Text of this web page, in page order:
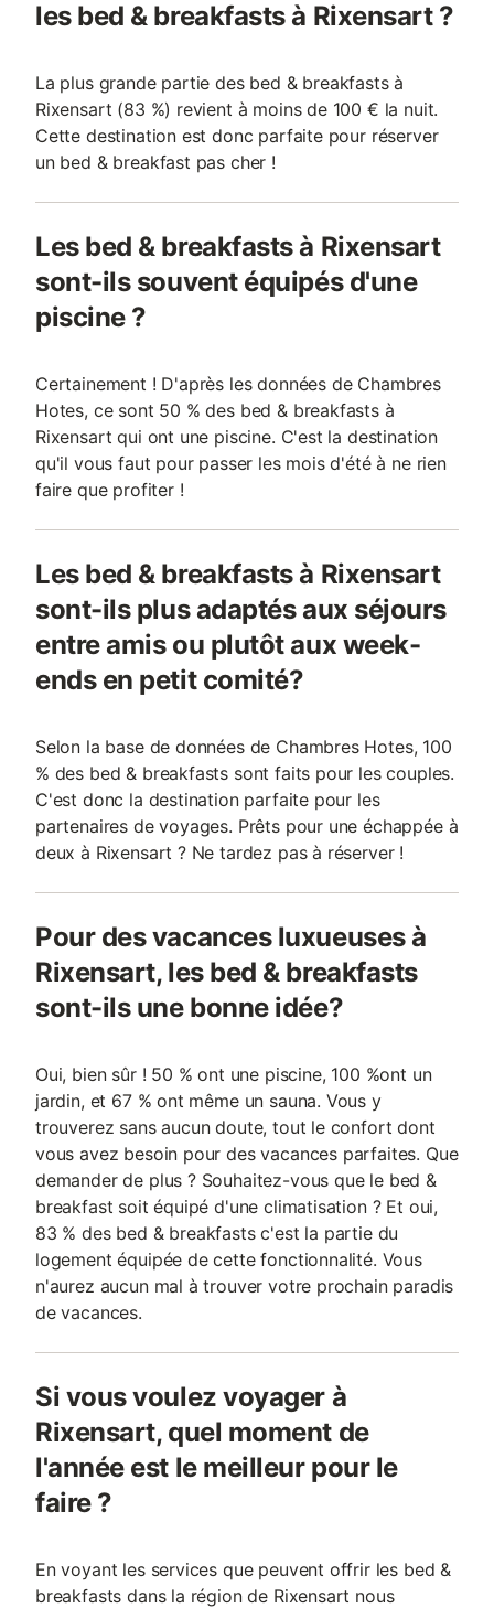
les bed & breakfasts à Rixensart ?
La plus grande partie des bed & breakfasts à
Rixensart (83 %) revient à moins de 100 € la nuit.
Cette destination est donc parfaite pour réserver
un bed & breakfast pas cher !
Les bed & breakfasts à Rixensart
sont-ils souvent équipés d'une
piscine ?
Certainement ! D'après les données de Chambres
Hotes, ce sont 50 % des bed & breakfasts à
Rixensart qui ont une piscine. C'est la destination
qu'il vous faut pour passer les mois d'été à ne rien
faire que profiter !
Les bed & breakfasts à Rixensart
sont-ils plus adaptés aux séjours
entre amis ou plutôt aux week-
ends en petit comité?
Selon la base de données de Chambres Hotes, 100
% des bed & breakfasts sont faits pour les couples.
C'est donc la destination parfaite pour les
partenaires de voyages. Prêts pour une échappée à
deux à Rixensart ? Ne tardez pas à réserver !
Pour des vacances luxueuses à
Rixensart, les bed & breakfasts
sont-ils une bonne idée?
Oui, bien sûr ! 50 % ont une piscine, 100 %ont un
jardin, et 67 % ont même un sauna. Vous y
trouverez sans aucun doute, tout le confort dont
vous avez besoin pour des vacances parfaites. Que
demander de plus ? Souhaitez-vous que le bed &
breakfast soit équipé d'une climatisation ? Et oui,
83 % des bed & breakfasts c'est la partie du
logement équipée de cette fonctionnalité. Vous
n'aurez aucun mal à trouver votre prochain paradis
de vacances.
Si vous voulez voyager à
Rixensart, quel moment de
l'année est le meilleur pour le
faire ?
En voyant les services que peuvent offrir les bed &
breakfasts dans la région de Rixensart nous